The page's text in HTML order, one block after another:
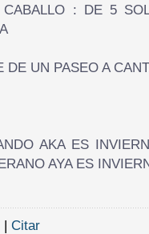
CABALLO : DE 5
DE UN PASEO A
AKA ES
AYA ES
| Citar